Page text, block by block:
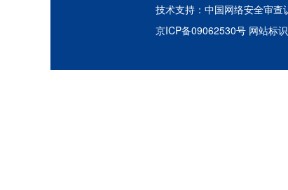
技术支持： 中国网络安全审查
京ICP备09062530号 网站标